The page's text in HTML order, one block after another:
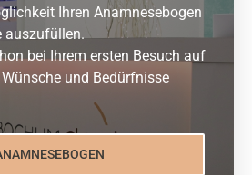
Ihren Anamnesebogen
auszufüllen.
bei Ihrem ersten Besuch auf
und Bedürfnisse